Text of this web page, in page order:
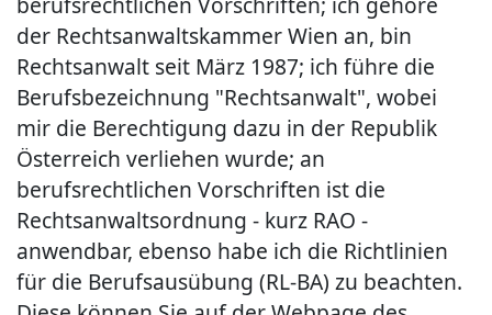
der Rechtsanwaltskammer Wien an, bin
Rechtsanwalt seit März 1987; ich führe die
Berufsbezeichnung "Rechtsanwalt", wobei
mir die Berechtigung dazu in der Republik
Österreich verliehen wurde; an
berufsrechtlichen Vorschriften ist die
Rechtsanwaltsordnung - kurz RAO -
anwendbar, ebenso habe ich die Richtlinien
für die Berufsausübung (RL-BA) zu beachten.